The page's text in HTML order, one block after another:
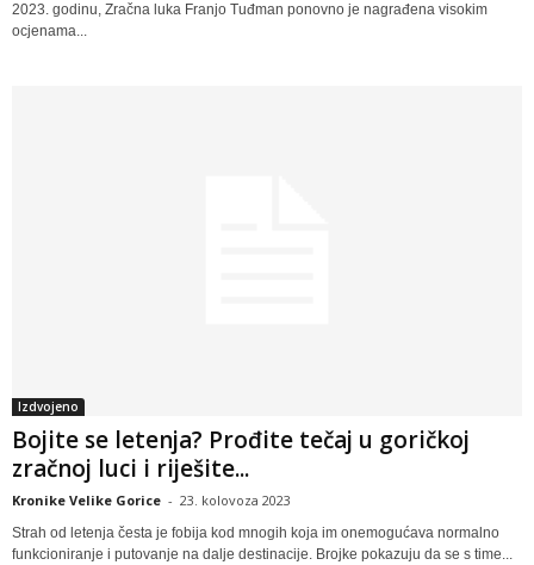
2023. godinu, Zračna luka Franjo Tuđman ponovno je nagrađena visokim
ocjenama...
Izdvojeno
Bojite se letenja? Prođite tečaj u goričkoj
zračnoj luci i riješite...
Kronike Velike Gorice - 23. kolovoza 2023
Strah od letenja česta je fobija kod mnogih koja im onemogućava normalno
funkcioniranje i putovanje na dalje destinacije. Brojke pokazuju da se s time...